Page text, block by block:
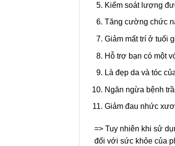
Kiểm soát lượng
Tăng cường chức
Giảm mất trí ở tuổi
Hỗ trợ bạn có một
Là đẹp da và tóc
Ngăn ngừa bệnh
Giảm đau nhức
=> Tuy nhiên khi sử
đối với sức khỏe của